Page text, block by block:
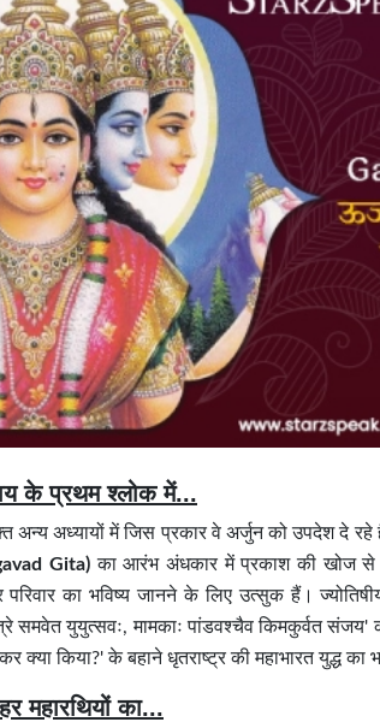
के प्रथम श्लोक में...
अन्य अध्यायों में जिस प्रकार वे अर्जुन को उपदेश दे
Gita)का आरंभ अंधकार में प्रकाश की खोज
परिवार का भविष्य जानने के लिए उत्सुक हैं।
समवेत युयुत्सवः, मामकाः पांडवश्चैव किमकुर्वत
क्या किया?' के बहाने धृतराष्ट्र की महाभारत युद्ध का
महारथियों का...